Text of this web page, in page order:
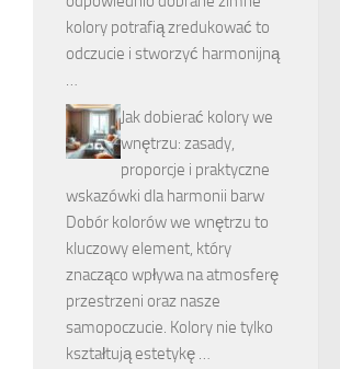
kolory potrafią zredukować to
odczucie i stworzyć harmonijną
…
Jak dobierać kolory we
wnętrzu: zasady,
proporcje i praktyczne
wskazówki dla harmonii barw
Dobór kolorów we wnętrzu to
kluczowy element, który
znacząco wpływa na atmosferę
przestrzeni oraz nasze
samopoczucie. Kolory nie tylko
kształtują estetykę …